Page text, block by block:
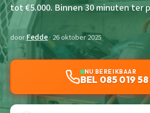
tot €5.000. Binnen 30 minuten ter
doorFedde· 26 oktober 2025
NU BEREIKBAAR
BEL 085 019